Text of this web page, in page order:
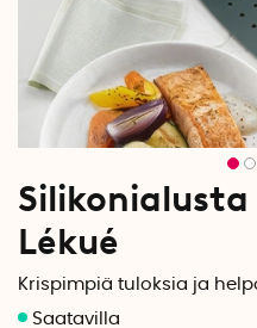
Lékué
Krispimpiä tuloksia ja